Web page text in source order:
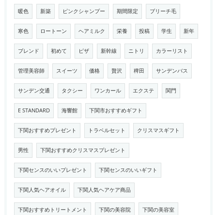
暖色 新築 ピンクシャンプー 期間限定 ブリーチ毛
寒色 ロートーン ヘアミルク 栄養 投稿 学生 新年
ブレンド 初めて ピザ 新幹線 ニトリ カラーリスト
管理美容師 スイーツ 価格 贅沢 稗田 サンデンバス
サンデン交通 タクシー ワンカール エクステ 関門
E STANDARD 海響館 下関市おすすめギフト
下関おすすめプレゼント トラベルセット クリスマスギフト
男性 下関おすすめクリスマスプレゼント
下関センスのいいプレゼント 下関センスのいいギフト
下関人気ヘアオイル 下関人気ヘアケア商品
下関おすすめトリートメント 下関の美容院 下関の美容室